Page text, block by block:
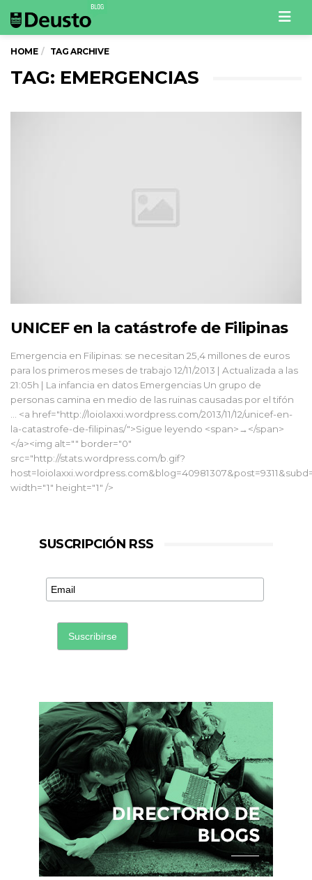
HOME TAG ARCHIVE
TAG: EMERGENCIAS
UNICEF en la catástrofe de Filipinas
Emergencia en Filipinas: se necesitan 25,4 millones de euros
para los primeros meses de trabajo 12/11/2013 | Actualizada a las
21:05h | La infancia en datos Emergencias Un grupo de
personas camina en medio de las ruinas causadas por el tifón
… <a href="http://loiolaxxi.wordpress.com/2013/11/12/unicef-en-
la-catastrofe-de-filipinas/">Sigue leyendo <span>→</span>
</a><img alt="" border="0"
src="http://stats.wordpress.com/b.gif?
width="1" height="1" />
SUSCRIPCIÓN RSS